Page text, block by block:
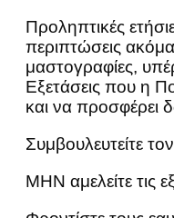
Προληπτικές
περιπτώσεις
μαστογραφίες,
Εξετάσεις που η
και να
Συμβουλευτείτε
ΜΗΝ αμελείτε τις